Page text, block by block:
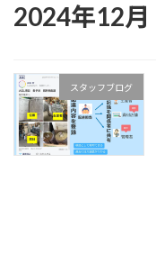
2024年12月
スタッフブログ